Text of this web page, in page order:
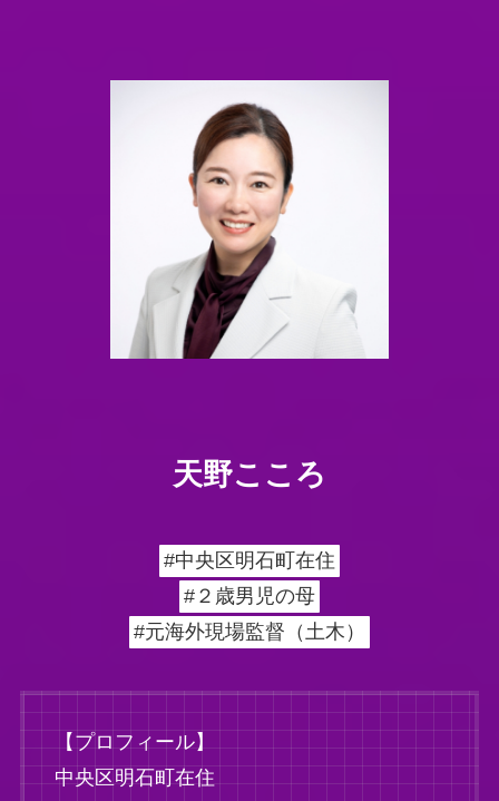
天野こころ
#中央区明石町在住
#２歳男児の母
#元海外現場監督（土木）
【プロフィール】
中央区明石町在住